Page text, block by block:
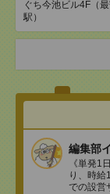
ぐち今池ビル4F（
駅）
編集部
《単発1
り、時給
での設営